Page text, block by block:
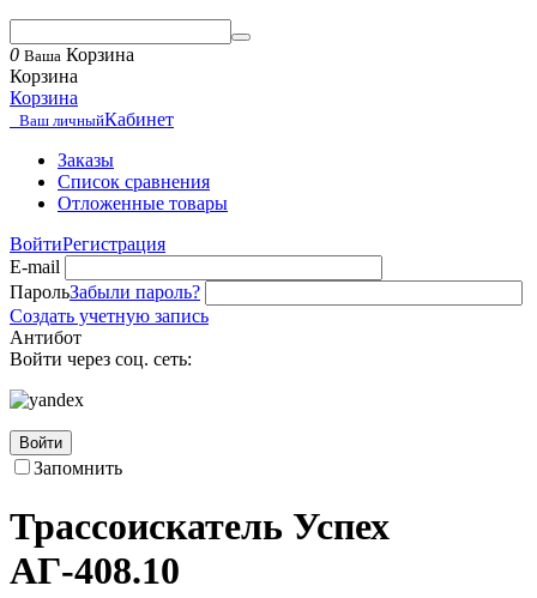
0 Ваша Корзина
Корзина
Корзина
Ваш личныйКабинет
Заказы
Список сравнения
Отложенные товары
ВойтиРегистрация
E-mail
ПарольЗабыли пароль?
Создать учетную запись
Антибот
Войти через соц. сеть:
Войти
Запомнить
Трассоискатель Успех
АГ-408.10